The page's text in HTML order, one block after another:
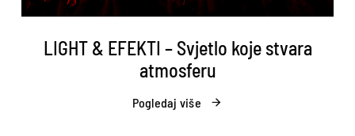
LIGHT & EFEKTI – Svjetlo koje stvara
atmosferu
Pogledaj više